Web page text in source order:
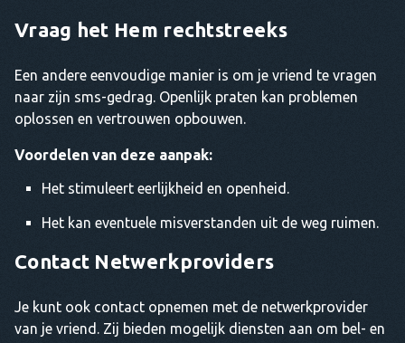
Vraag het Hem rechtstreeks
Een andere eenvoudige manier is om je vriend te vragen
naar zijn sms-gedrag. Openlijk praten kan problemen
oplossen en vertrouwen opbouwen.
Voordelen van deze aanpak:
Het stimuleert eerlijkheid en openheid.
Het kan eventuele misverstanden uit de weg ruimen.
Contact Netwerkproviders
Je kunt ook contact opnemen met de netwerkprovider
van je vriend. Zij bieden mogelijk diensten aan om bel- en